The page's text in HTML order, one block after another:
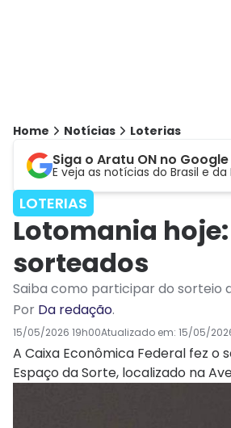
Home Notícias Loterias
Siga o Aratu ON no Google
E veja as notícias do Brasil e
LOTERIAS
Lotomania
sorteados
Saiba como participar do sorteio
Por Da redação.
15/05/2026 19h00Atualizado em: 15/05/
A Caixa Econômica Federal fez
Espaço da Sorte, localizado na